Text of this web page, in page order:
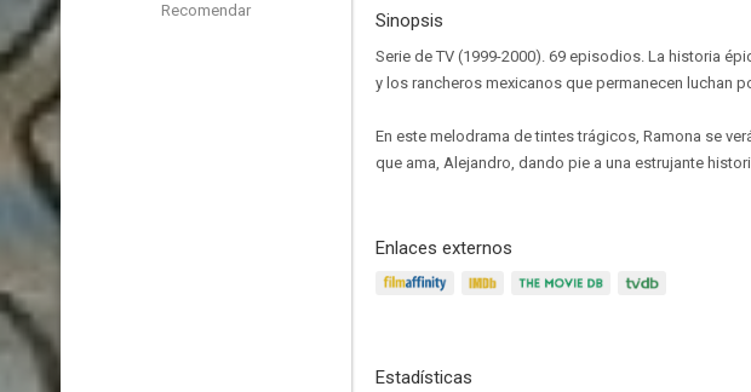
Recomendar Sinopsis
Serie de TV (1999-2000). 69 episodios. La historia
y los rancheros mexicanos que permanecen luchan
En este melodrama de tintes trágicos, Ramona se
que ama, Alejandro, dando pie a una estrujante
Enlaces externos
Estadísticas